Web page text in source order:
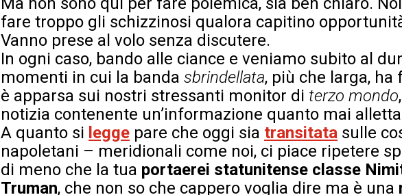
fare troppo gli schizzinosi qualora capitino
Vanno prese al volo senza discutere.
In ogni caso, bando alle ciance e veniamo subito al
momenti in cui la banda sbrindellata, più che larga,
è apparsa sui nostri stressanti monitor di terzo mondo
notizia contenente un’informazione quanto mai
A quanto si legge pare che oggi sia transitata sulle
napoletani – meridionali come noi, ci piace ripetere
di meno che la tua portaerei statunitense classe
Truman, che non so che cappero voglia dire ma è una